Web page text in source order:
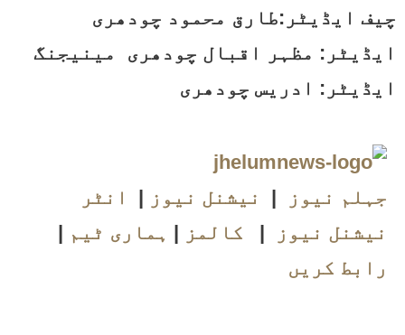
چیف ایڈیٹر:طارق محمود چودھری
ایڈیٹر: مظہر اقبال چودھری مینیجنگ
ایڈیٹر: ادریس چودھری
جہلم نیوز | نیشنل نیوز |
انٹر
نیشنل نیوز
| کالمز | ہماری ٹیم |
رابط کریں